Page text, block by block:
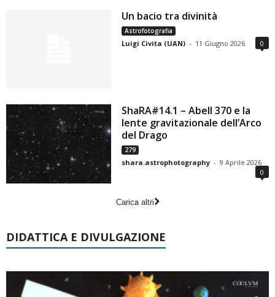
Un bacio tra divinità
Astrofotografia
Luigi Civita (UAN) - 11 Giugno 2026 0
ShaRA#14.1 – Abell 370 e la
lente gravitazionale dell’Arco
del Drago
279
shara.astrophotography - 9 Aprile 2026
0
Carica altri
DIDATTICA E DIVULGAZIONE